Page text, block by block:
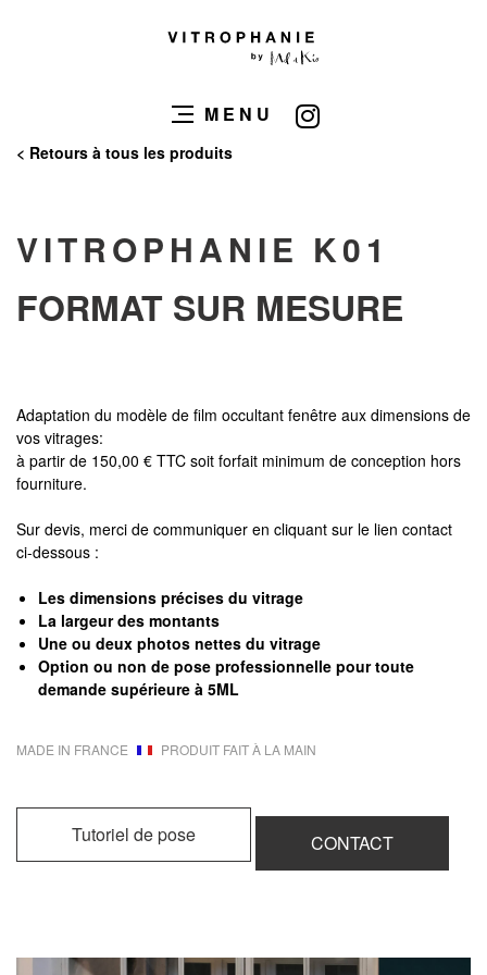
MENU
< Retours à tous les produits
VITROPHANIE K01
FORMAT SUR MESURE
Adaptation du modèle de film occultant fenêtre aux dimensions de
vos vitrages:
à partir de 150,00 € TTC soit forfait minimum de conception hors
fourniture.
Sur devis, merci de communiquer en cliquant sur le lien contact
ci-dessous :
Les dimensions précises du vitrage
La largeur des montants
Une ou deux photos nettes du vitrage
Option ou non de pose professionnelle pour toute
demande supérieure à 5ML
MADE IN FRANCE PRODUIT FAIT À LA MAIN
Tutoriel de pose CONTACT